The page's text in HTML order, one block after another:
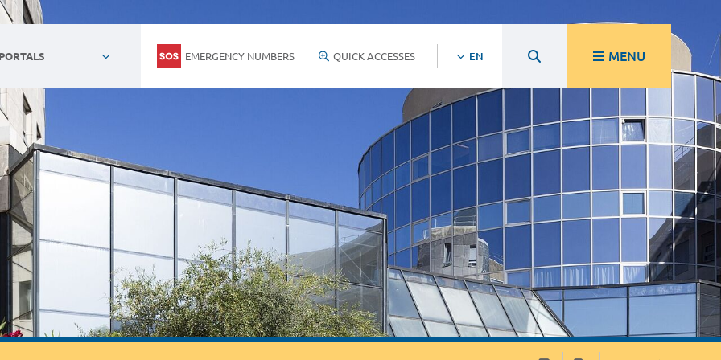
EMERGENCY NUMBERS QUICK ACCESSES EN MENU